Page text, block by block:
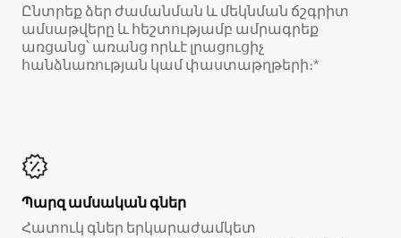
Ընտրեք ձեր ժամանման և մեկնման ճշգրիտ
ամսաթվերը և հեշտությամբ ամրագրեք
առցանց՝ առանց որևէ լրացուցիչ
հանձնառության կամ փաստաթղթերի։*
Պարզ ամսական գներ
Հատուկ գներ երկարաժամկետ